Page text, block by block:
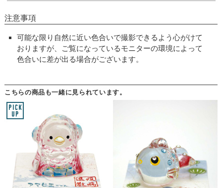
注意事項
可能な限り自然に近い色合いで撮影できるよう心がけて
おりますが、ご覧になっているモニターの環境によって
色合いに差が出る場合がございます。
こちらの商品も一緒に見られています。